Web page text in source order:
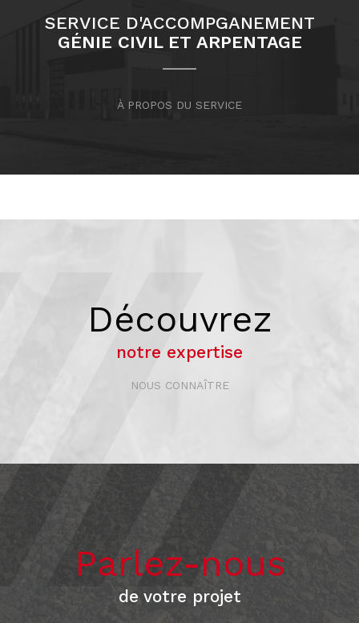
SERVICE D'ACCOMPGANEMENT
GÉNIE CIVIL ET ARPENTAGE
À PROPOS DU SERVICE
Découvrez
notre expertise
NOUS CONNAÎTRE
Parlez-nous
de votre projet